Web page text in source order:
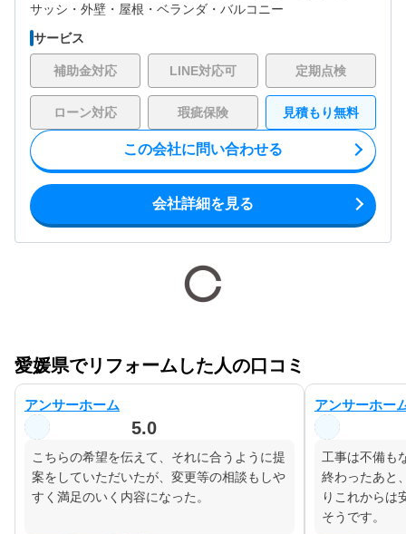
サッシ・ 外壁・ 屋根・ ベランダ・バルコニー
サービス
補助金対応 LINE対応可 定期点検
ローン対応 瑕疵保険 見積もり無料
この会社に問い合わせる
会社詳細を見る
愛媛県でリフォームした人の口コミ
アンサーホーム
5.0
こちらの希望を伝えて、それに合うように提
案をしていただいたが、変更等の相談もしや
すく満足のいく内容になった。
アンサーホー
工事は不備も
終わったあと
りこれからは
そうです。